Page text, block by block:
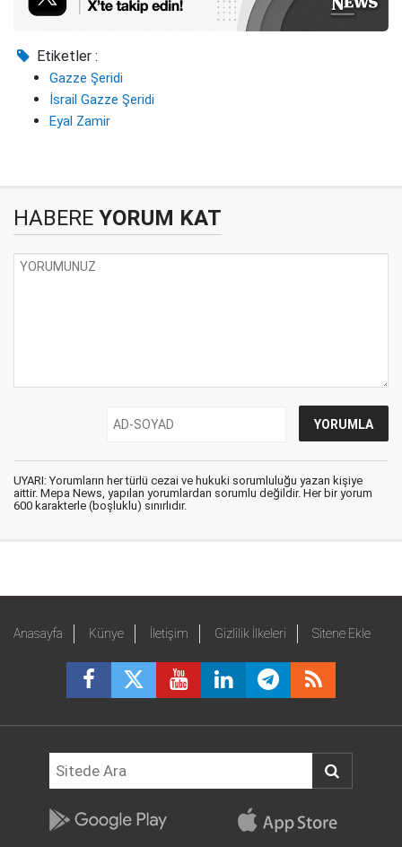
Etiketler :
Gazze Şeridi
İsrail Gazze Şeridi
Eyal Zamir
HABERE YORUM KAT
UYARI: Yorumların her türlü cezai ve hukuki sorumluluğu yazan kişiye
aittir. Mepa News, yapılan yorumlardan sorumlu değildir. Her bir yorum
600 karakterle (boşluklu) sınırlıdır.
Anasayfa Künye İletişim Gizlilik İlkeleri Sitene Ekle